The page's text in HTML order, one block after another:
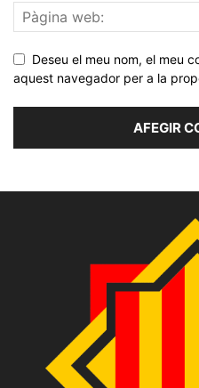
Deseu el meu nom, el meu
aquest navegador per a la